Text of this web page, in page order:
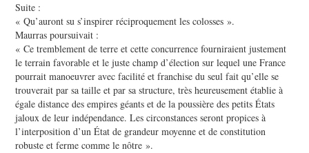
Suite :
« Qu’auront su s’inspirer réciproquement les colosses ».
Maurras poursuivait :
« Ce tremblement de terre et cette concurrence fourniraient justement
le terrain favorable et le juste champ d’élection sur lequel une France
pourrait manoeuvrer avec facilité et franchise du seul fait qu’elle se
trouverait par sa taille et par sa structure, très heureusement établie à
égale distance des empires géants et de la poussière des petits États
jaloux de leur indépendance. Les circonstances seront propices à
l’interposition d’un État de grandeur moyenne et de constitution
robuste et ferme comme le nôtre ».